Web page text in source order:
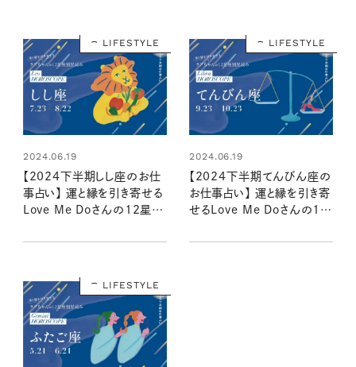
LIFESTYLE
2024.06.19
【2024下半期しし座のお仕
事占い】 運と縁を引き寄せる
Love Me Doさんの12星座
LIFESTYLE
2024.06.19
【2024下半期てんびん座の
お仕事占い】 運と縁を引き寄
せるLove Me Doさんの12
LIFESTYLE